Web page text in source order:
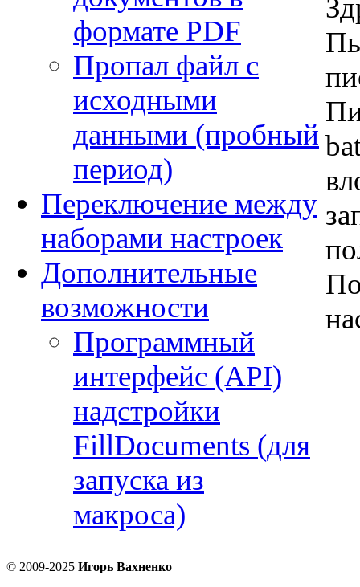
формате PDF
Пропал файл с
исходными
данными (пробный
период)
Переключение между
наборами настроек
Дополнительные
возможности
Программный
интерфейс (API)
надстройки
FillDocuments (для
запуска из
макроса)
© 2009-2025 Игорь Вахненко